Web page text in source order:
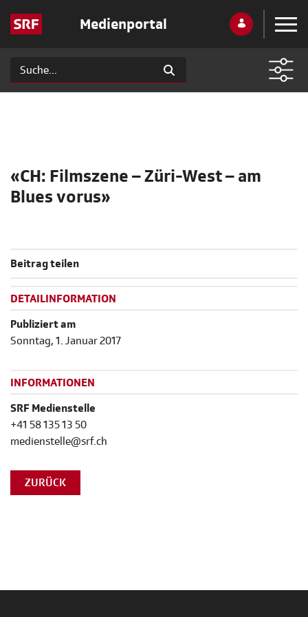
Medienportal
«CH: Filmszene – Züri-West – am
Blues vorus»
Beitrag teilen
DETAILINFORMATION
Publiziert am
Sonntag, 1. Januar 2017
INFORMATIONEN
SRF Medienstelle
+41 58 135 13 50
medienstelle@srf.ch
ZURÜCK